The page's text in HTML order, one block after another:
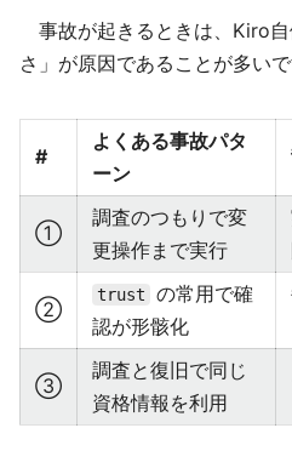
事故が起きるときは、Kiro
さ」が原因であることが多いで
#
よくある事故パタ
ーン
①
調査のつもりで変
更操作まで実行
②
trust
の常用で確
認が形骸化
③
調査と復旧で同じ
資格情報を利用